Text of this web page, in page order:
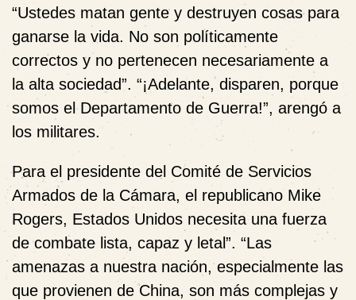
“Ustedes matan gente y destruyen cosas para
ganarse la vida. No son políticamente
correctos y no pertenecen necesariamente a
la alta sociedad”. “¡Adelante, disparen, porque
somos el Departamento de Guerra!”, arengó a
los militares.
Para el presidente del Comité de Servicios
Armados de la Cámara, el republicano Mike
Rogers, Estados Unidos necesita una fuerza
de combate lista, capaz y letal”. “Las
amenazas a nuestra nación, especialmente las
que provienen de China, son más complejas y